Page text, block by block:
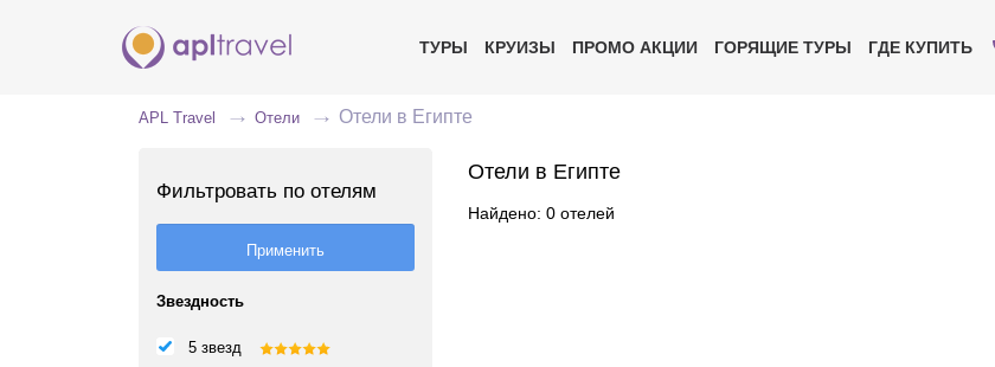
ТУРЫ КРУИЗЫ ПРОМО АКЦИИ ГОРЯЩИЕ ТУРЫ ГДЕ КУПИТЬ
APL Travel Отели Отели в Египте
Фильтровать по отелям
Звездность
5 звезд
Отели в Египте
Найдено: 0 отелей